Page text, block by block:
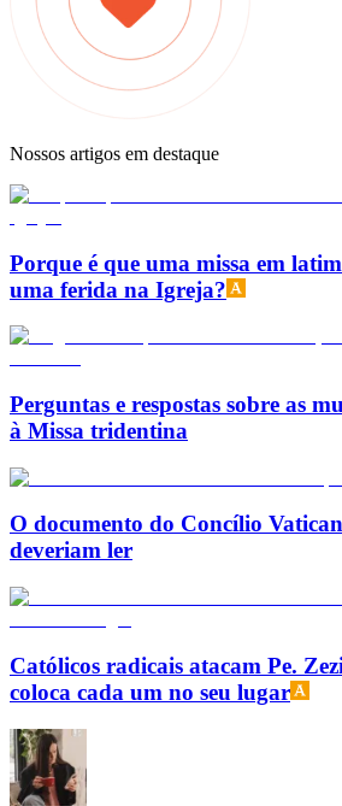
Nossos artigos em destaque
Porque é que uma missa em
uma ferida na Igreja?
Perguntas e respostas sobre as
à Missa tridentina
O documento do Concílio
deveriam ler
Católicos radicais atacam Pe.
coloca cada um no seu lugar